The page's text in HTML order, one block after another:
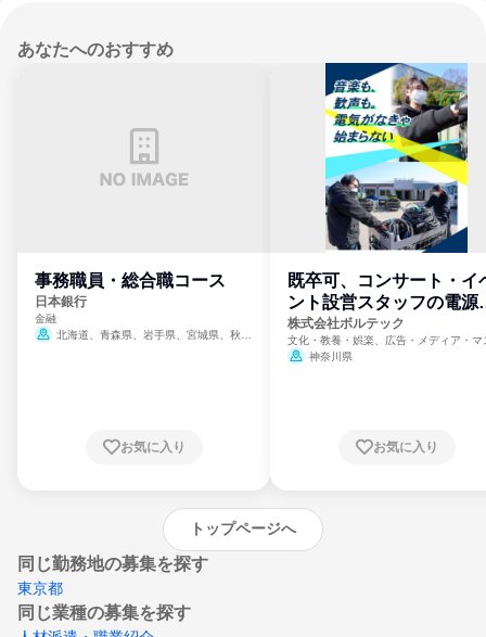
あなたへのおすすめ
事務職員・総合職コース
日本銀行
金融
北海道、青森県、岩手県、宮城県、秋田
崎県、熊本県、大分県、宮崎県、鹿児島県、
お気に入り
既卒可、コンサート・イ
ント設営スタッフの電源
門
株式会社ボルテック
文化・教養・娯楽、広告・メディア・マ
ミ、電力・ガス・水道・エネルギー
神奈川県
お気に入り
トップページへ
同じ勤務地の募集を探す
東京都
同じ業種の募集を探す